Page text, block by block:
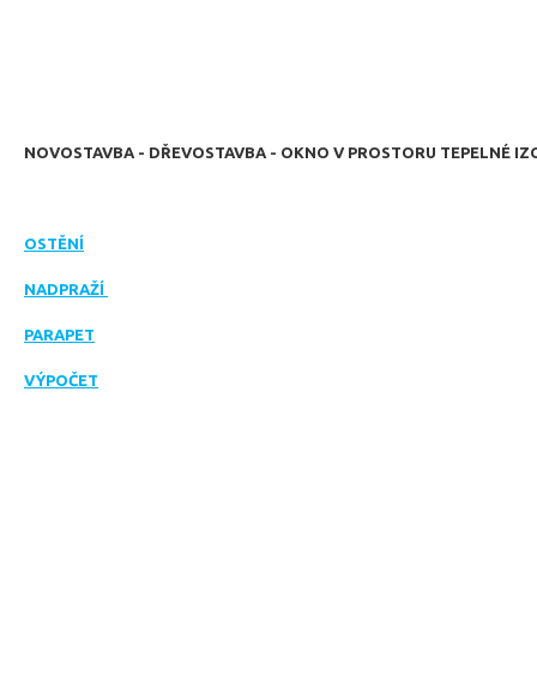
NOVOSTAVBA - DŘEVOSTAVBA - OKNO V PROSTORU TEPELNÉ
OSTĚNÍ
NADPRAŽÍ
PARAPET
VÝPOČET